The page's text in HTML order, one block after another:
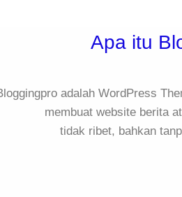
Apa itu
adalah WordPress
membuat website berita
tidak ribet, bahkan